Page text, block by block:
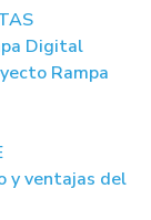
Digital
Rampa
y ventajas del